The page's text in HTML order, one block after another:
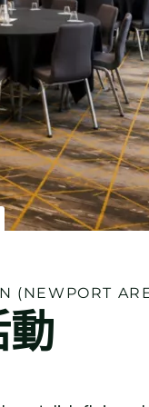
(NEWPORT